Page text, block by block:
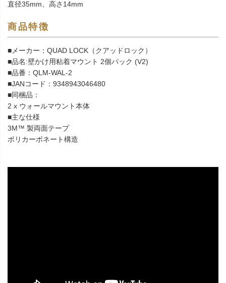
直径35mm、高さ14mm
商品特徴
■メーカー：QUAD LOCK（クアッドロック）
■品名:壁かけ用粘着マウント 2個パック (V2)
■品番：QLM-WAL-2
■JANコード：9348943046480
■同梱品：
2 x ウォールマウント本体
■主な仕様
3M™ 製両面テープ
ポリカーボネート構造